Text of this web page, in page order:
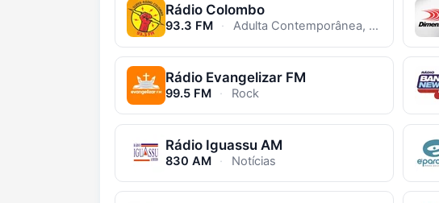
Rádio Colombo
93.3 FM · Adulta Contemporânea, Popular
Rádio Evangelizar FM
99.5 FM · Rock
Rádio Iguassu AM
830 AM · Notícias